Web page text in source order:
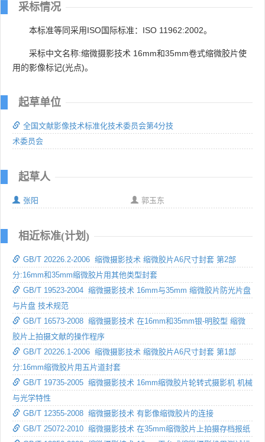
采标情况
本标准等同采用ISO国际标准：ISO 11962:2002。
采标中文名称:缩微摄影技术 16mm和35mm卷式缩微胶片使
用的影像标记(光点)。
起草单位
全国文献影像技术标准化技术委员会第4分技
术委员会
起草人
张阳 郭玉东
相近标准(计划)
GB/T 20226.2-2006 缩微摄影技术 缩微胶片A6尺寸封套 第2部
分:16mm和35mm缩微胶片用其他类型封套
GB/T 19523-2004 缩微摄影技术 16mm与35mm 缩微胶片防光片盘
与片盘 技术规范
GB/T 16573-2008 缩微摄影技术 在16mm和35mm银-明胶型 缩微
胶片上拍摄文献的操作程序
GB/T 20226.1-2006 缩微摄影技术 缩微胶片A6尺寸封套 第1部
分:16mm缩微胶片用五片道封套
GB/T 19735-2005 缩微摄影技术 16mm缩微胶片轮转式摄影机 机械
与光学特性
GB/T 12355-2008 缩微摄影技术 有影像缩微胶片的连接
GB/T 25072-2010 缩微摄影技术 在35mm缩微胶片上拍摄存档报纸